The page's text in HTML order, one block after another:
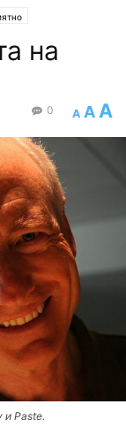
на
A A A
0
и Paste.